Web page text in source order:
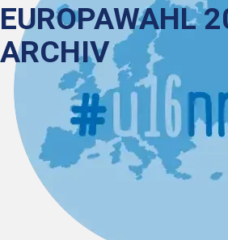
EUROPAWAHL
ARCHIV